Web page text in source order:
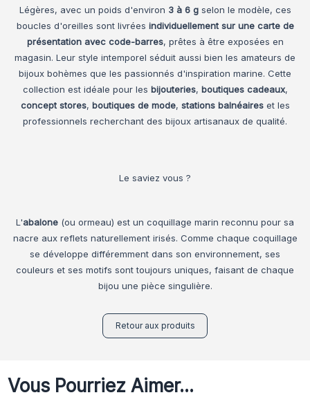
Légères, avec un poids d'environ 3 à 6 gselon le modèle, ces
boucles d'oreilles sont livrées individuellement sur une carte de
présentation avec code-barres, prêtes à être exposées en
magasin. Leur style intemporel séduit aussi bien les amateurs de
bijoux bohèmes que les passionnés d'inspiration marine. Cette
collection est idéale pour les bijouteries, boutiques cadeaux,
concept stores, boutiques de mode, stations balnéaireset les
professionnels recherchant des bijoux artisanaux de qualité.
Le saviez vous ?
L'abalone (ou ormeau) est un coquillage marin reconnu pour sa
nacre aux reflets naturellement irisés. Comme chaque coquillage
se développe différemment dans son environnement, ses
couleurs et ses motifs sont toujours uniques, faisant de chaque
bijou une pièce singulière.
Retour aux produits
Vous Pourriez Aimer...